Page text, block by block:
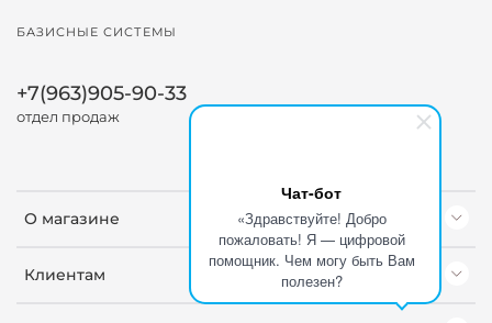
Чат-бот
«Здравствуйте! Добро
пожаловать! Я — цифровой
помощник. Чем могу быть Вам
полезен?
О магазине
Клиентам
БАЗИСНЫЕ СИСТЕМЫ
+7(963)905-90-33
отдел продаж